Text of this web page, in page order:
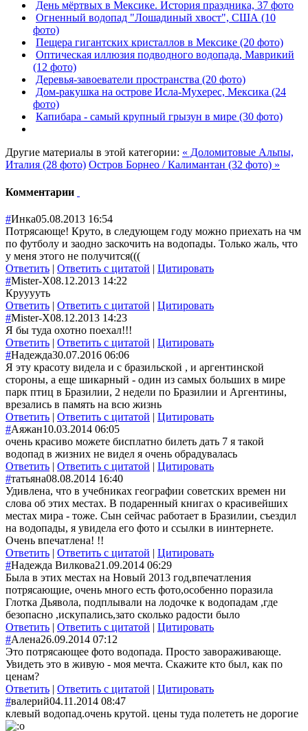
День мёртвых в Мексике. История праздника, 37 фото
Огненный водопад "Лошадиный хвост", США (10
фото)
Пещера гигантских кристаллов в Мексике (20 фото)
Оптическая иллюзия подводного водопада, Маврикий
(12 фото)
Деревья-завоеватели пространства (20 фото)
Дом-ракушка на острове Исла-Мухерес, Мексика (24
фото)
Капибара - самый крупный грызун в мире (30 фото)
Другие материалы в этой категории: « Доломитовые Альпы,
Италия (28 фото) Остров Борнео / Калимантан (32 фото) »
Комментарии
#Инка05.08.2013 16:54
Потрясающе! Круто, в следующем году можно приехать на чм
по футболу и заодно заскочить на водопады. Только жаль, что
у меня этого не получится(((
Ответить | Ответить с цитатой | Цитировать
#Mister-X08.12.2013 14:22
Крууууть
Ответить | Ответить с цитатой | Цитировать
#Mister-X08.12.2013 14:23
Я бы туда охотно поехал!!!
Ответить | Ответить с цитатой | Цитировать
#Надежда30.07.2016 06:06
Я эту красоту видела и с бразильской , и аргентинской
стороны, а еще шикарный - один из самых больших в мире
парк птиц в Бразилии, 2 недели по Бразилии и Аргентины,
врезались в память на всю жизнь
Ответить | Ответить с цитатой | Цитировать
#Аяжан10.03.2014 06:05
очень красиво можете бисплатно билеть дать 7 я такой
водопад в жизних не видел я очень обрадувалась
Ответить | Ответить с цитатой | Цитировать
#татьяна08.08.2014 16:40
Удивлена, что в учебниках географии советских времен ни
слова об этих местах. В подаренный книгах о красивейших
местах мира - тоже. Сын сейчас работает в Бразилии, съездил
на водопады, я увидела его фото и ссылки в иинтернете.
Очень впечатлена! !!
Ответить | Ответить с цитатой | Цитировать
#Надежда Вилкова21.09.2014 06:29
Была в этих местах на Новый 2013 год,впечатления
потрясающие, очень много есть фото,особенно поразила
Глотка Дьявола, подплывали на лодочке к водопадам ,где
безопасно ,искупались,зато сколько радости было
Ответить | Ответить с цитатой | Цитировать
#Алена26.09.2014 07:12
Это потрясающее фото водопада. Просто завораживающе.
Увидеть это в живую - моя мечта. Скажите кто был, как по
ценам?
Ответить | Ответить с цитатой | Цитировать
#валерий04.11.2014 08:47
клевый водопад.очень крутой. цены туда полететь не дорогие